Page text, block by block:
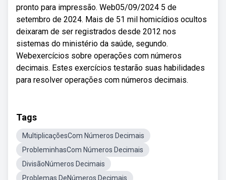
pronto para impressão. Web05/09/2024 5 de
setembro de 2024. Mais de 51 mil homicídios ocultos
deixaram de ser registrados desde 2012 nos
sistemas do ministério da saúde, segundo.
Webexercícios sobre operações com números
decimais. Estes exercícios testarão suas habilidades
para resolver operações com números decimais.
Tags
MultiplicaçõesCom Números Decimais
ProbleminhasCom Números Decimais
DivisãoNúmeros Decimais
Problemas DeNúmeros Decimais